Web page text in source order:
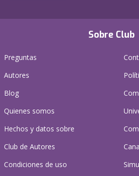
Sobre Club
Preguntas
Autores
Blog
Quienes somos
Hechos y datos sobre
Club de Autores
Condiciones de uso